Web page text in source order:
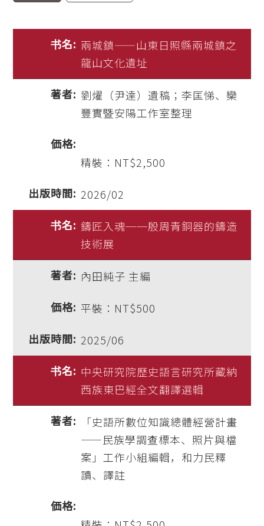
兩城鎮——山東日照縣兩城鎮之
龍山文化遺址
劉燿（尹達）遺稿；李匡悌、欒
豐實暨安陽工作室整理
精裝：NT$2,500
2026/02
鑄匠入魂──殷周青銅器的鑄造
技術展
內田純子 主編
平裝：NT$500
2025/06
中央研究院歷史語言研究所藏納
西族東巴經全文翻譯選輯
「史語所數位知識總體經營計畫
——民族學調查標本、照片與檔
案」工作小組編輯，和力民釋
讀、譯註